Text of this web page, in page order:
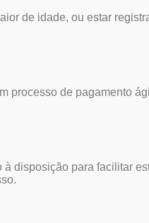
de idade, ou estar
processo de pagamento
disposição para facilitar